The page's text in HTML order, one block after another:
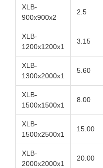
XLB-
900x900x2
2.5
XLB-
1200x1200x1
3.15
XLB-
1300x2000x1
5.60
XLB-
1500x1500x1
8.00
XLB-
1500x2500x1
15.00
XLB-
2000x2000x1
20.00